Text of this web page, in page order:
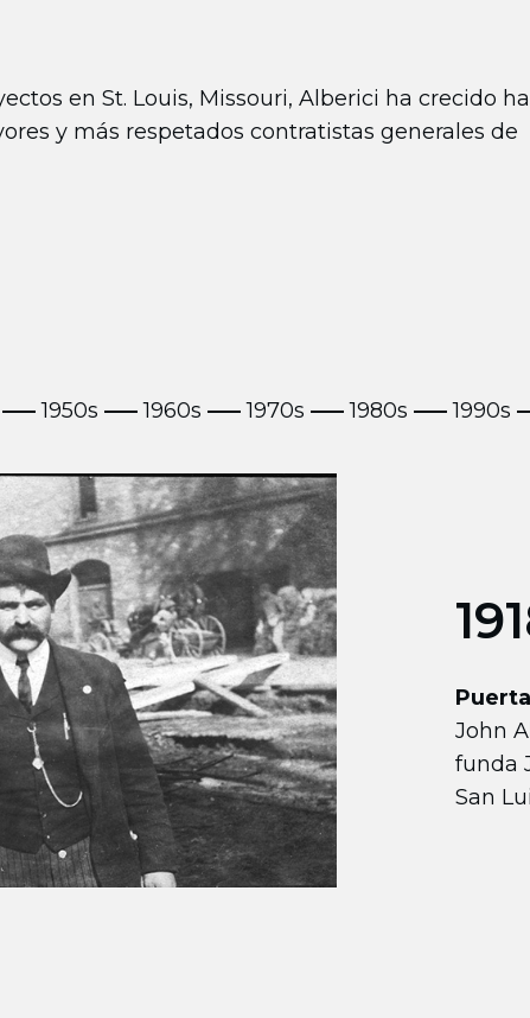
en St. Louis, Missouri, Alberici ha crecido
y más respetados contratistas generales de
1950s 1960s 1970s 1980s 1990s
John
funda
San